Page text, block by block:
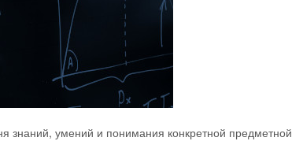
знаний, умений и понимания конкретной предметной